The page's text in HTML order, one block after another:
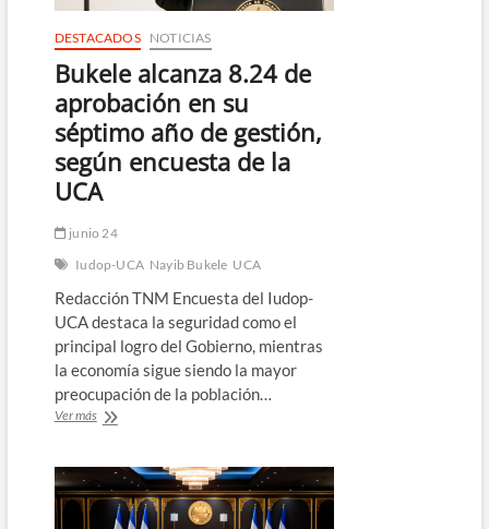
DESTACADOS NOTICIAS
Bukele alcanza 8.24 de
aprobación en su
séptimo año de gestión,
según encuesta de la
UCA
junio 24
Iudop-UCA Nayib Bukele UCA
Redacción TNM Encuesta del Iudop-
UCA destaca la seguridad como el
principal logro del Gobierno, mientras
la economía sigue siendo la mayor
preocupación de la población…
Ver másBukele
aprobación